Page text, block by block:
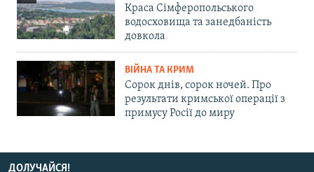
Краса Сімферопольського
водосховища та занедбаність
довкола
ВІЙНА ТА КРИМ
Сорок днів, сорок ночей. Про
результати кримської операції з
примусу Росії до миру
ДОЛУЧАЙСЯ!